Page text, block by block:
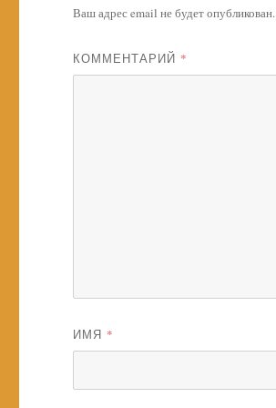
Ваш адрес email не будет опубликован.
КОММЕНТАРИЙ *
ИМЯ *